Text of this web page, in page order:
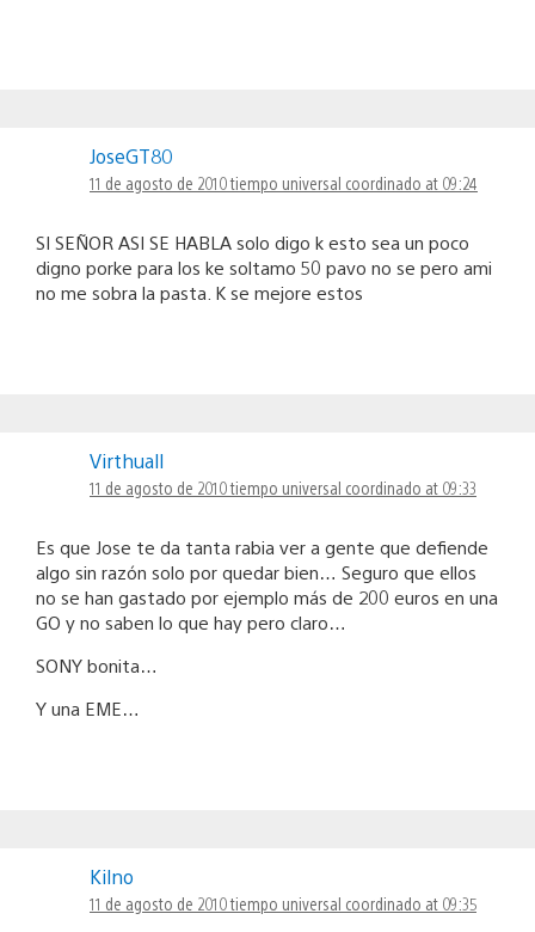
JoseGT80
11 de agosto de 2010 tiempo universal coordinado at 09:24
SI SEÑOR ASI SE HABLA solo digo k esto sea un poco
digno porke para los ke soltamo 50 pavo no se pero ami
no me sobra la pasta. K se mejore estos
Virthuall
11 de agosto de 2010 tiempo universal coordinado at 09:33
Es que Jose te da tanta rabia ver a gente que defiende
algo sin razón solo por quedar bien… Seguro que ellos
no se han gastado por ejemplo más de 200 euros en una
GO y no saben lo que hay pero claro…
SONY bonita…
Y una EME…
Kilno
11 de agosto de 2010 tiempo universal coordinado at 09:35